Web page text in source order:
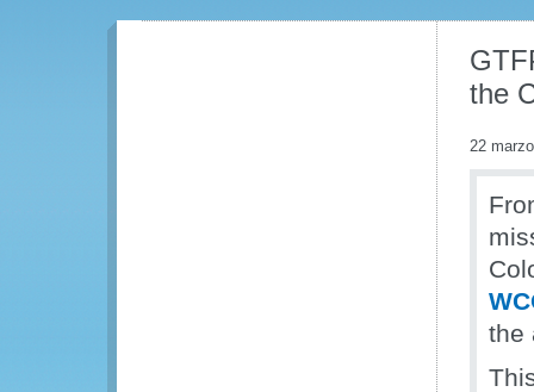
the
22
the